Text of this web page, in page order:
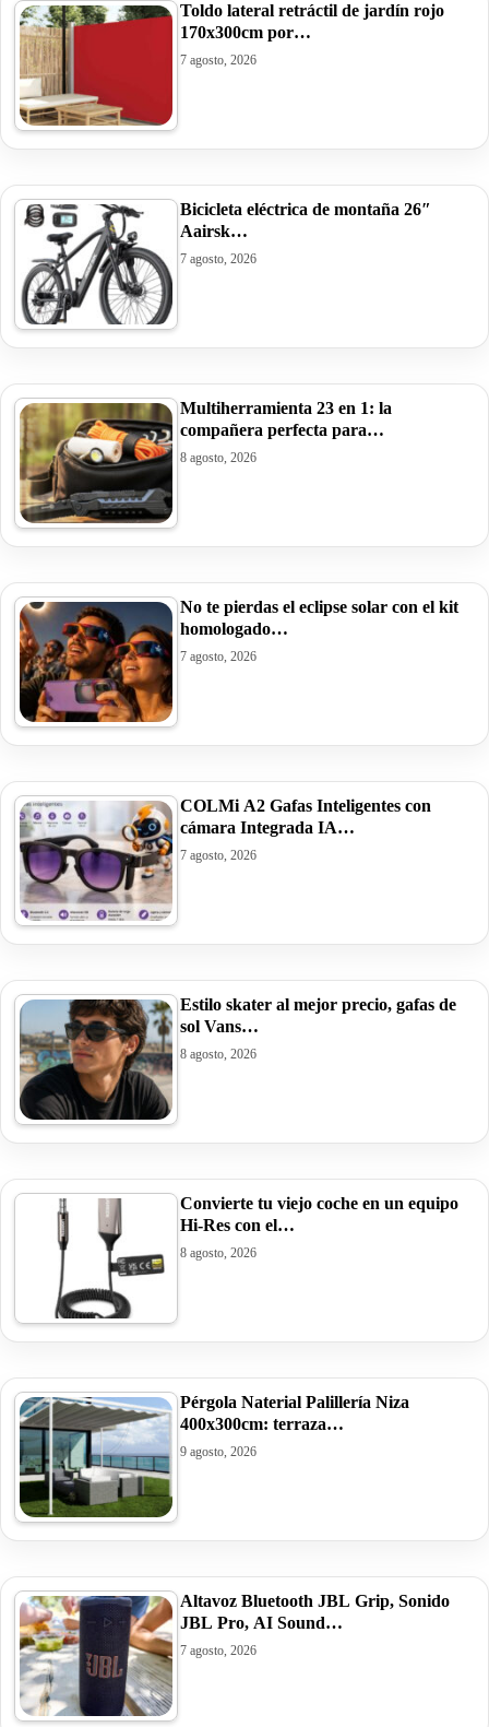
Toldo lateral retráctil de jardín rojo
170x300cm por…
7 agosto, 2026
Bicicleta eléctrica de montaña 26″
Aairsk…
7 agosto, 2026
Multiherramienta 23 en 1: la
compañera perfecta para…
8 agosto, 2026
No te pierdas el eclipse solar con el kit
homologado…
7 agosto, 2026
COLMi A2 Gafas Inteligentes con
cámara Integrada IA…
7 agosto, 2026
Estilo skater al mejor precio, gafas de
sol Vans…
8 agosto, 2026
Convierte tu viejo coche en un equipo
Hi-Res con el…
8 agosto, 2026
Pérgola Naterial Palillería Niza
400x300cm: terraza…
9 agosto, 2026
Altavoz Bluetooth JBL Grip, Sonido
JBL Pro, AI Sound…
7 agosto, 2026